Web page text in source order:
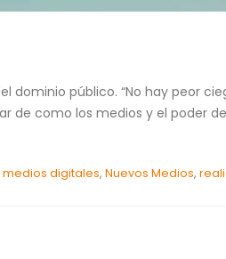
dominio público. “No hay peor
de como los medios y el poder
medios digitales, Nuevos Medios,